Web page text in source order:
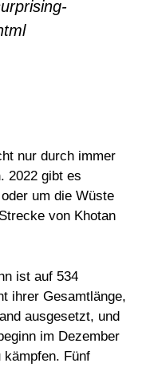
nur durch immer
2022 gibt es
um die Wüste
von Khotan
ist auf 534
ihrer Gesamtlänge,
ausgesetzt, und
im Dezember
kämpfen. Fünf